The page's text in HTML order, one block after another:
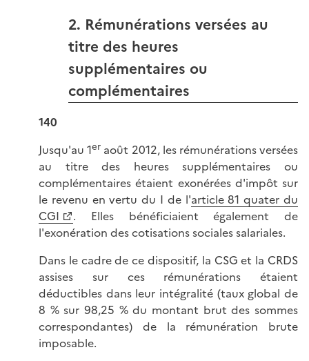
2. Rémunérations versées au
titre des heures
supplémentaires ou
complémentaires
140
Jusqu'au 1er août 2012, les rémunérations versées
au titre des heures supplémentaires ou
complémentaires étaient exonérées d'impôt sur
le revenu en vertu du I de l'article 81 quater du
CGI
. Elles bénéficiaient également de
l'exonération des cotisations sociales salariales.
Dans le cadre de ce dispositif, la CSG et la CRDS
assises sur ces rémunérations étaient
déductibles dans leur intégralité (taux global de
8 % sur 98,25 % du montant brut des sommes
correspondantes) de la rémunération brute
imposable.